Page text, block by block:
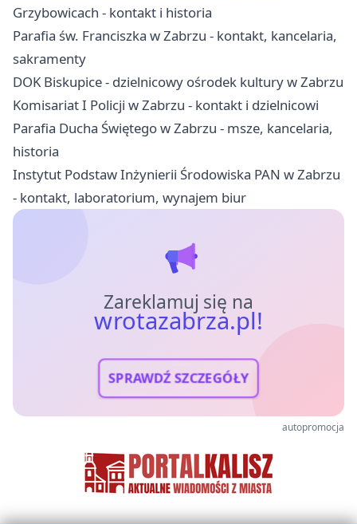
Grzybowicach - kontakt i historia
Parafia św. Franciszka w Zabrzu - kontakt, kancelaria,
sakramenty
DOK Biskupice - dzielnicowy ośrodek kultury w Zabrzu
Komisariat I Policji w Zabrzu - kontakt i dzielnicowi
Parafia Ducha Świętego w Zabrzu - msze, kancelaria,
historia
Instytut Podstaw Inżynierii Środowiska PAN w Zabrzu
- kontakt, laboratorium, wynajem biur
Zareklamuj się na
wrotazabrza.pl!
SPRAWDŹ SZCZEGÓŁY
autopromocja